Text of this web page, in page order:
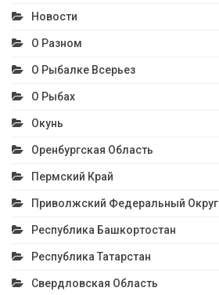
Новости
О Разном
О Рыбалке Всерьез
О Рыбах
Окунь
Оренбургская Область
Пермский Край
Приволжский Федеральный Округ
Республика Башкортостан
Республика Татарстан
Свердловская Область